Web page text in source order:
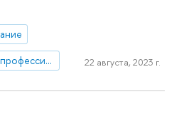
Центр дополнительного профессионального образования
22 августа, 2023 г.